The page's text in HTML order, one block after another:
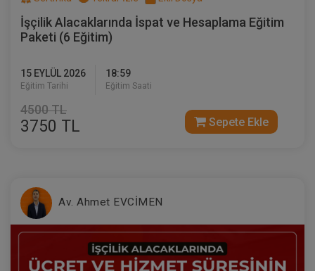
360 TL
Tüketici Hukuku Enstitüsü
İşçilik Alacaklarında İspat ve Hesaplama Eğitim
Paketi (6 Eğitim)
15 EYLÜL 2026
Eğitim Tarihi
18:59
Eğitim Saati
4500 TL
3750 TL Sepete Ekle
Av. Ahmet EVCİMEN